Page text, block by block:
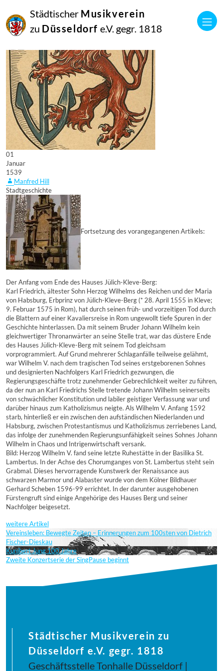
Städtischer Musikverein
zu Düsseldorf e.V. gegr. 1818
01
Januar
1539
Manfred Hill
Stadtgeschichte
Fortsetzung des vorangegangenen Artikels:
Der Anfang vom Ende des Hauses Jülich-Kleve-Berg:
Karl Friedrich, ältester Sohn Herzog Wilhelms des Reichen und der Maria
von Habsburg, Erbprinz von Jülich-Kleve-Berg (* 28. April 1555 in Kleve; 
9. Februar 1575 in Rom), hat durch seinen früh- und vorzeitigen Tod durch
die Blattern auf einer Kavaliersreise in Rom ungewollt tiefe Spuren in der
Geschichte hinterlassen. Da mit seinem Bruder Johann Wilhelm kein
gleichwertiger Thronanwärter an seine Stelle trat, war das düstere Ende
des Hauses Jülich-Kleve-Berg mit seinem Tod gleichsam
vorprogrammiert. Auf Grund mehrerer Schlaganfälle teilweise gelähmt,
war Wilhelm V. nach dem tragischen Tod seines erstgeborenen Sohnes
und designierten Nachfolgers Karl Friedrich gezwungen, die
Regierungsgeschäfte trotz zunehmender Gebrechlichkeit weiter zu führen,
da der nun an Karl Friedrichs Stelle tretende Johann Wilhelm seinerseits
von schwächlicher Konstitution und labiler geistiger Verfassung war und
darüber hinaus zum Katholizismus neigte. Als Wilhelm V. Anfang 1592
starb, hinterließ er ein zwischen den aufständischen Niederlanden und
Habsburg, zwischen Protestantismus und Katholizismus zerriebenes Land,
das infolge der zunehmenden Regierungsunfähigkeit seines Sohnes Johann
Wilhelm in Chaos und Intrigenwirtschaft versank.
Bild: Herzog Wilhelm V. fand seine letzte Ruhestätte in der Basilika St.
Lambertus. In der Achse des Chorumganges von St. Lambertus steht sein
Grabmal. Dieses hervorragende Kunstwerk der Renaissance aus
schwarzen Marmor und Alabaster wurde von dem Kölner Bildhauer
Gerhard Scheben 1596-99 errichtet. In der darunter ausgehobenen
Fürstengruft sind einige Angehörige des Hauses Berg und seiner
Nachfolger beigesetzt.
weitere Artikel
Vereinsleben: Bewegte Zeiten – Erinnerungen zum 100sten von Dietrich
Fischer-Dieskau
Kunibert Jung 100 Jahre
Zweite Konzertserie der SingPause beginnt
Städtischer Musikverein zu
Düsseldorf e.V. gegr. 1818
Geschäftsstelle Tonhalle Düsseldorf |